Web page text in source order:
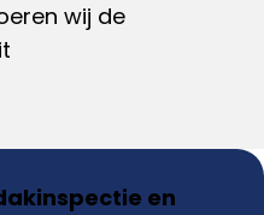
wij de
en